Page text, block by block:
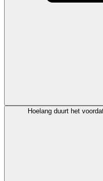
Hoelang duurt het